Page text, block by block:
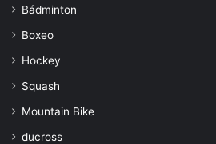
Bádminton
Boxeo
Hockey
Squash
Mountain Bike
ducross